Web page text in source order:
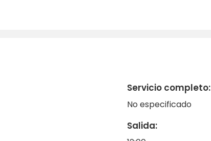
Servicio completo:
No especificado
Salida: